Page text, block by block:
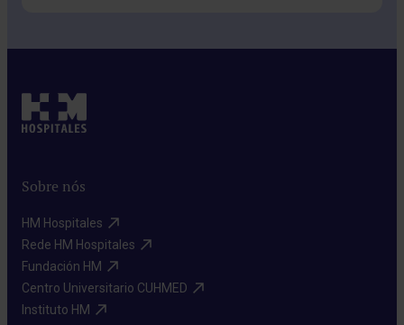
Sobre nós
HM Hospitales​
Rede HM Hospitales​
Fundación HM​
Centro Universitario CUHMED​
Instituto HM​